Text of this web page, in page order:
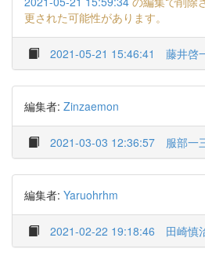
更された可能性があります。
2021-05-21 15:46:41 藤井啓
編集者: Zinzaemon
2021-03-03 12:36:57 服部一
編集者: Yaruohrhm
2021-02-22 19:18:46 田崎慎